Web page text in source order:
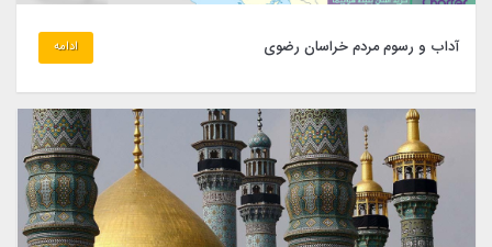
آداب و رسوم مردم خراسان رضوی ادامه